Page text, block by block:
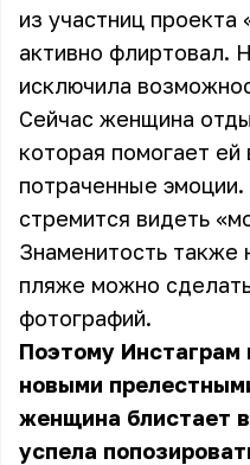
из участниц
активно флиртовал.
исключила
Сейчас женщина
которая помогает ей
потраченные
стремится видеть
Знаменитость также
пляже можно
фотографий.
Поэтому Инстаграм
новыми
женщина блистает
успела